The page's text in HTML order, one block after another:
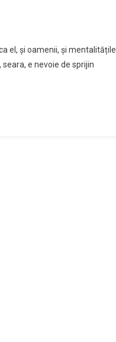
el, și oamenii, și mentalitățile
e nevoie de sprijin